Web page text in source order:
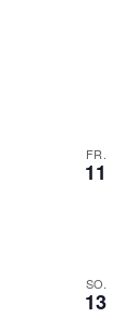
FR.
11
SO.
13